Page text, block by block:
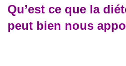
Qu’est ce que la
peut bien nous